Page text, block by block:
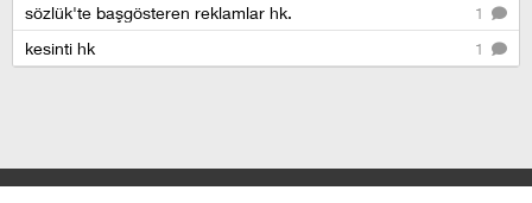
1
sözlük'te başgösteren reklamlar hk.
1
kesinti hk